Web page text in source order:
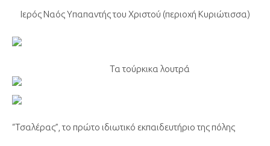
Ιερός Ναός Υπαπαντής του Χριστού (περιοχή Κυριώτισσα)
Τα τούρκικα λουτρά
“Τσαλέρας”, το πρώτο ιδιωτικό εκπαιδευτήριο της πόλης